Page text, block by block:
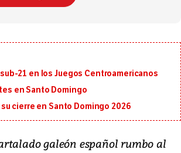
21 en los Juegos Centroamericanos
en Santo Domingo
cierre en Santo Domingo 2026
galeón español rumbo al